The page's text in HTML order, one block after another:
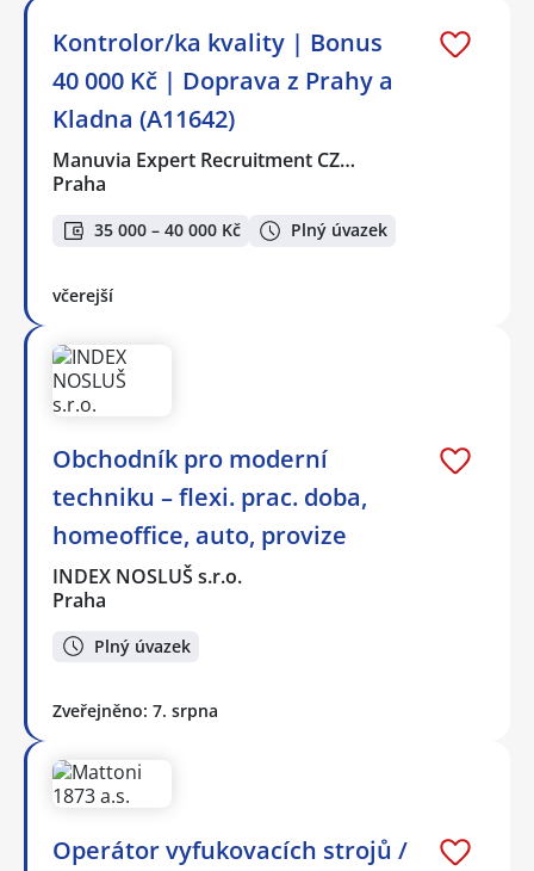
Kontrolor/ka kvality | Bonus
40 000 Kč | Doprava z Prahy a
Kladna (A11642)
Manuvia Expert Recruitment CZ…
Praha
35 000 – 40 000 Kč Plný úvazek
včerejší
Obchodník pro moderní
techniku – flexi. prac. doba,
homeoffice, auto, provize
INDEX NOSLUŠ s.r.o.
Praha
Plný úvazek
Zveřejněno: 7. srpna
Operátor vyfukovacích strojů /